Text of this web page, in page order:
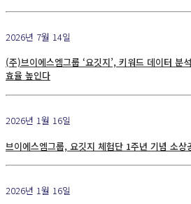
2026년 7월 14일
(주)브이에스엠그룹 ‘요깃지’, 키워드 데이터
효율 높인다
2026년 1월 16일
브이에스엠그룹, 요깃지 체험단 1주년 기념 소
2026년 1월 16일